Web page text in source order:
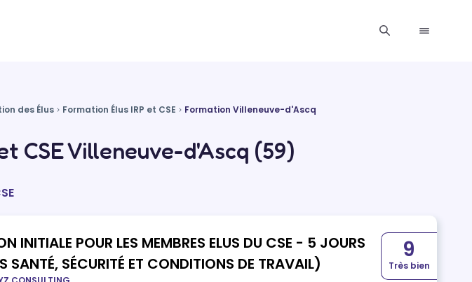
des Élus Formation Élus IRP et CSE Formation Villeneuve-d'Ascq
CSE Villeneuve-d'Ascq (59)
INITIALE POUR LES MEMBRES ELUS DU CSE - 5 JOURS
SANTÉ, SÉCURITÉ ET CONDITIONS DE TRAVAIL)
9
Très bien